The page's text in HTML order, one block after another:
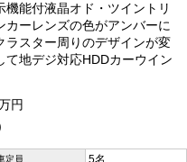
能付液晶オド・ツイントリ
カーレンズの色がアンバーに
ラスター周りのデザインが変
地デジ対応HDDカーウイン
円
定員